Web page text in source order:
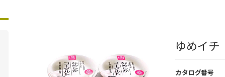
ゆめイ
カタログ番号